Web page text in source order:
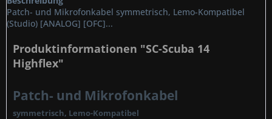
Patch- und Mikrofonkabel symmetrisch, Lemo-Kompatibel
(Studio) [ANALOG] [OFC]...
Produktinformationen "SC-Scuba 14
Highflex"
Patch- und Mikrofonkabel
symmetrisch, Lemo-Kompatibel